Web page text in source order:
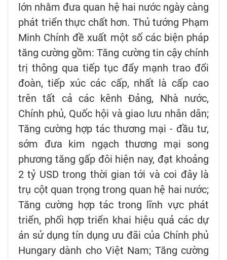
lớn nhằm đưa quan hệ hai nước ngày càng
phát triển thực chất hơn. Thủ tướng Phạm
Minh Chính đề xuất một số các biện pháp
tăng cường gồm: Tăng cường tin cậy chính
trị thông qua tiếp tục đẩy mạnh trao đổi
đoàn, tiếp xúc các cấp, nhất là cấp cao
trên tất cả các kênh Đảng, Nhà nước,
Chính phủ, Quốc hội và giao lưu nhân dân;
Tăng cường hợp tác thương mại - đầu tư,
sớm đưa kim ngạch thương mại song
phương tăng gấp đôi hiện nay, đạt khoảng
2 tỷ USD trong thời gian tới và coi đây là
trụ cột quan trọng trong quan hệ hai nước;
Tăng cường hợp tác trong lĩnh vực phát
triển, phối hợp triển khai hiệu quả các dự
án sử dụng tín dụng ưu đãi của Chính phủ
Hungary dành cho Việt Nam; Tăng cường